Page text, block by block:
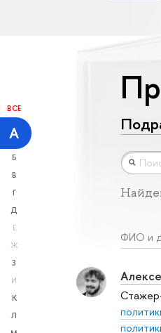
ВСЕ
А
Б
В
Г
Д
Е
Ж
З
И
К
Л
ФИО и